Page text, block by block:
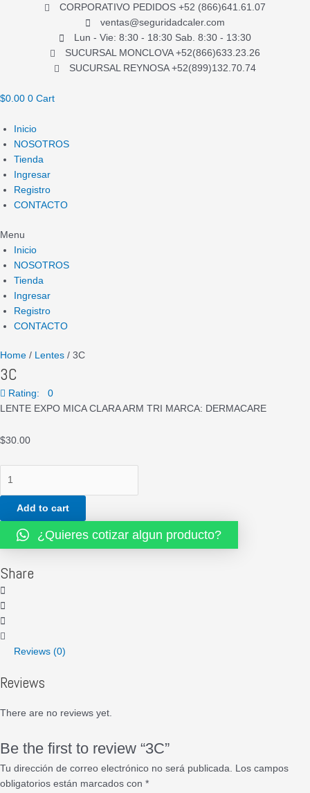
CORPORATIVO PEDIDOS +52 (866)641.61.07
ventas@seguridadcaler.com
Lun - Vie: 8:30 - 18:30 Sab. 8:30 - 13:30
SUCURSAL MONCLOVA +52(866)633.23.26
SUCURSAL REYNOSA +52(899)132.70.74
$0.00 0 Cart
Inicio
NOSOTROS
Tienda
Ingresar
Registro
CONTACTO
Menu
Inicio
NOSOTROS
Tienda
Ingresar
Registro
CONTACTO
Home / Lentes / 3C
3C
Rating: 0
LENTE EXPO MICA CLARA ARM TRI MARCA: DERMACARE
$30.00
Add to cart
¿Quieres cotizar algun producto?
Share
Reviews (0)
Reviews
There are no reviews yet.
Be the first to review “3C”
Tu dirección de correo electrónico no será publicada.
Los campos
obligatorios están marcados con *